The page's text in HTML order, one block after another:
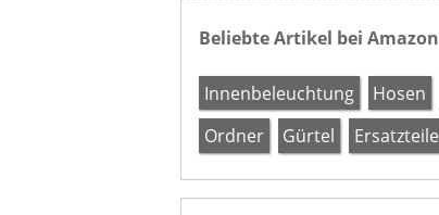
Beliebte Artikel bei Amazon
Innenbeleuchtung Hosen
Ordner
Gürtel Ersatzteile